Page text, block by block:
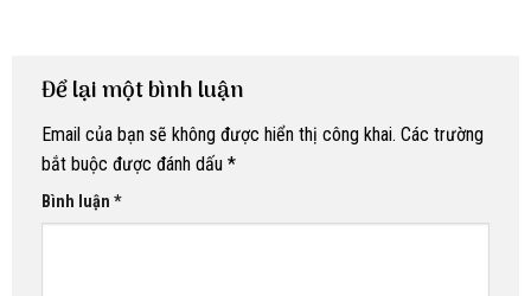
Để lại một bình luận
Email của bạn sẽ không được hiển thị công khai. Các trường
bắt buộc được đánh dấu *
Bình luận *